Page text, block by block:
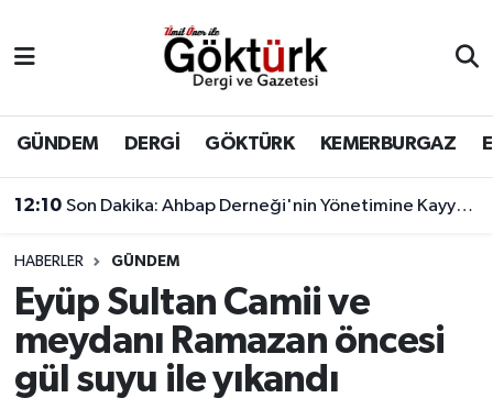
GÜNDEM DERGİ GÖKTÜRK KEMERBURGAZ
12:10 Son Dakika: Ahbap Derneği'nin Yönetimine Kayyum Atandı
HABERLER GÜNDEM
Eyüp Sultan Camii ve
meydanı Ramazan öncesi
gül suyu ile yıkandı
BİLİM
DERGİ
DÜNYA
EĞİTİM
EKONOMİ
Eyüpsultan Hava Durumu
Eyüpsultan Trafik Yoğunluk Haritası
Süper Lig Puan Durumu ve Fikstür
Tüm Manşetler
Son Dakika Haberleri
Haber Arşivi